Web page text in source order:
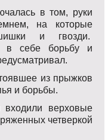
в том, руки
на которые
и гвозди.
в себе борьбу и
из прыжков
и борьбы.
входили верховые
четверкой